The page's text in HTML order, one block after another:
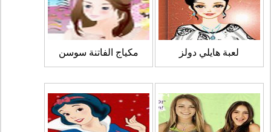
لعبة هايلي دولز مكياج الفاتنة سوسن